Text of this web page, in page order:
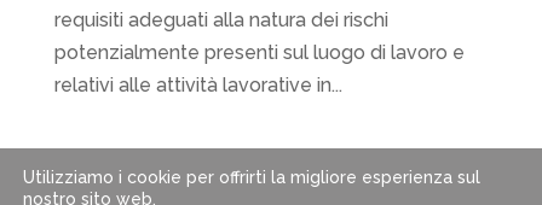
requisiti adeguati alla natura dei rischi
potenzialmente presenti sul luogo di lavoro e
relativi alle attività lavorative in...
« Post precedenti
Utilizziamo i cookie per offrirti la migliore esperienza sul
nostro sito web.